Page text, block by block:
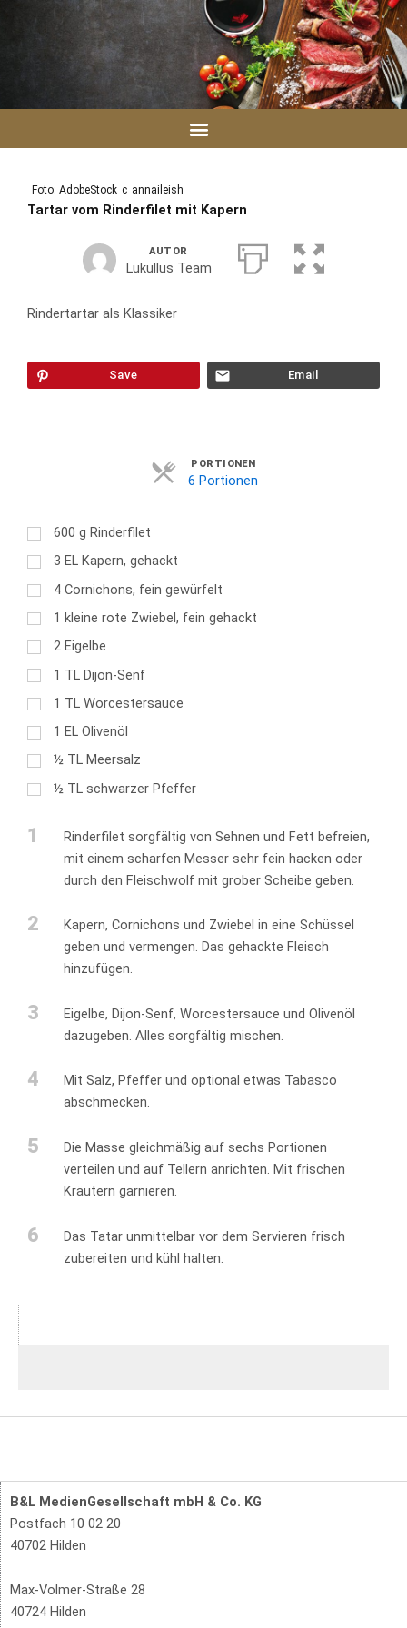
Foto: AdobeStock_c_annaileish
Tartar vom Rinderfilet mit Kapern
AUTOR
Lukullus Team
Rindertartar als Klassiker
Save Email
PORTIONEN
6 Portionen
600 g Rinderfilet
3 EL Kapern, gehackt
4 Cornichons, fein gewürfelt
1 kleine rote Zwiebel, fein gehackt
2 Eigelbe
1 TL Dijon-Senf
1 TL Worcestersauce
1 EL Olivenöl
½ TL Meersalz
½ TL schwarzer Pfeffer
1
Rinderfilet sorgfältig von Sehnen und Fett befreien,
mit einem scharfen Messer sehr fein hacken oder
durch den Fleischwolf mit grober Scheibe geben.
2
Kapern, Cornichons und Zwiebel in eine Schüssel
geben und vermengen. Das gehackte Fleisch
hinzufügen.
3
Eigelbe, Dijon-Senf, Worcestersauce und Olivenöl
dazugeben. Alles sorgfältig mischen.
4
Mit Salz, Pfeffer und optional etwas Tabasco
abschmecken.
5
Die Masse gleichmäßig auf sechs Portionen
verteilen und auf Tellern anrichten. Mit frischen
Kräutern garnieren.
6
Das Tatar unmittelbar vor dem Servieren frisch
zubereiten und kühl halten.
B&L MedienGesellschaft mbH & Co. KG
Postfach 10 02 20
40702 Hilden
Max-Volmer-Straße 28
40724 Hilden